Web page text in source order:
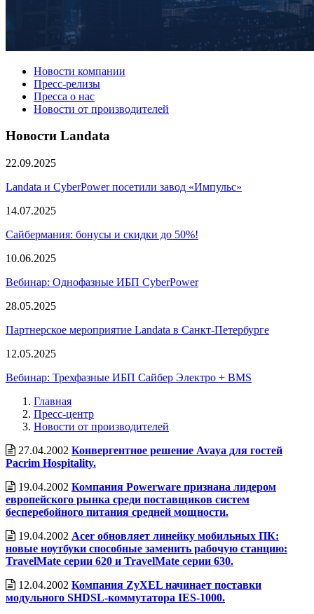
Новости компании
Пресс-релизы
Пресса о нас
Новости от производителей
Новости Landata
22.09.2025
Landata и CyberPower посетили завод «Импульс»
14.07.2025
Сайбермания: бонусы и скидки до 50%!
10.06.2025
Вебинар: Однофазные ИБП CyberPower
28.05.2025
Партнерское мероприятие Landata в Санкт-Петербурге
12.05.2025
Вебинар: Трехфазные ИБП Сайбер Электро + BMS
Главная
Пресс-центр
Новости от производителей
27.04.2002 Конвергентное решение Avaya для гостей
Pacrim Hospitality.
19.04.2002 Компания Powerware признана лидером
европейского рынка среди поставщиков систем
бесперебойного питания средней мощности.
19.04.2002 Acer обновляет линейку мобильных ПК:
новые ноутбуки способные заменить рабочую станцию:
TravelMate серии 620 и TravelMate серии 630.
12.04.2002 Компания ZyXEL начинает поставки
модульного SHDSL-коммутатора IES-1000.